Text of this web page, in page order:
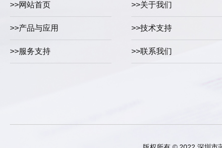
>>网站首页 >>关于我们
>>产品与应用 >>技术支持
>>服务支持 >>联系我们